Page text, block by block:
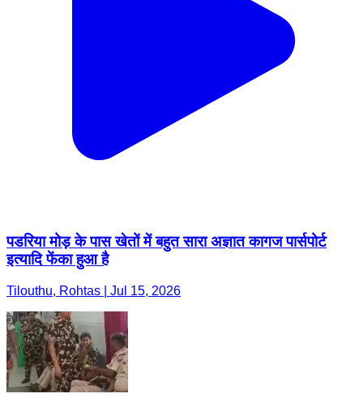
पडरिया मोड़ के पास खेतों में बहुत सारा अज्ञात कागज पार्सपोर्ट
इत्यादि फेंका हुआ है
Tilouthu, Rohtas | Jul 15, 2026